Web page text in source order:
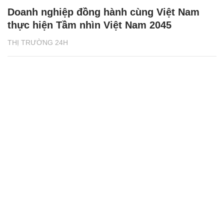
THỊ TRƯỜNG 24H
Doanh nghiệp đồng hành cùng Việt Nam
thực hiện Tầm nhìn Việt Nam 2045